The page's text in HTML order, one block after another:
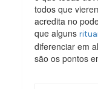
todos que
acredita no
que alguns
diferenciar em
são os pontos